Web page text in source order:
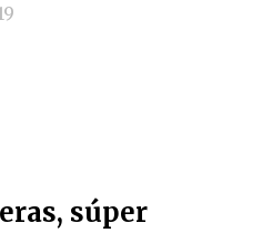
súper